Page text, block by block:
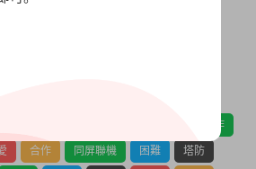
動作
合作 同屏聯機 困難
塔防